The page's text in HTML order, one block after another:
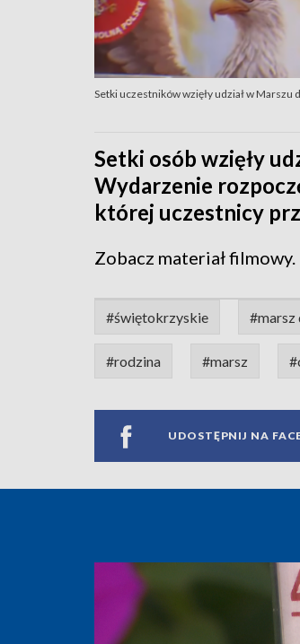
Setki uczestników wzięły udział w Marszu
Setki osób wzięły
Wydarzenie
której uczestnicy
Zobacz materiał filmowy.
#świętokrzyskie #marsz
#rodzina #marsz
UDOSTĘPNIJ NA